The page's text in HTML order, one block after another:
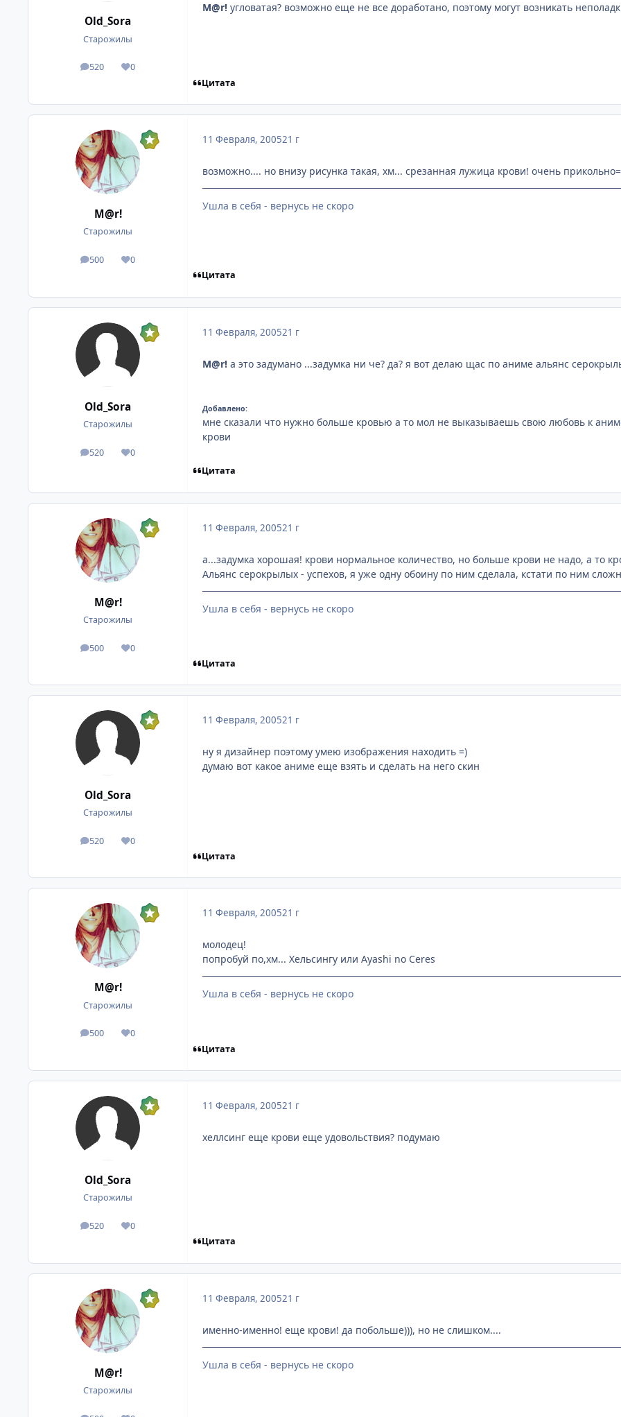
Old_Sora
Старожилы
520
посты 0
Репутация
M@r! угловатая? возможно еще не все доработано, поэтому могут возникать
Цитата
M@r!
Старожилы
500
посты 0
Репутация
11 Февраля, 200521 г
возможно.... но внизу рисунка такая, хм... срезанная лужица крови! очень
Ушла в себя - вернусь не скоро
Цитата
Old_Sora
Старожилы
520
посты 0
Репутация
11 Февраля, 200521 г
M@r! а это задумано ...задумка ни че? да? я вот делаю щас по аниме альянс
Добавлено:
мне сказали что нужно больше кровью а то мол не выказываешь свою любовь к
крови
Цитата
M@r!
Старожилы
500
посты 0
Репутация
11 Февраля, 200521 г
а...задумка хорошая! крови нормальное количество, но больше крови не надо, а то
Альянс серокрылых - успехов, я уже одну обоину по ним сделала, кстати по ним
Ушла в себя - вернусь не скоро
Цитата
Old_Sora
Старожилы
520
посты 0
Репутация
11 Февраля, 200521 г
ну я дизайнер поэтому умею изображения находить =)
думаю вот какое аниме еще взять и сделать на него скин
Цитата
M@r!
Старожилы
500
посты 0
Репутация
11 Февраля, 200521 г
молодец!
попробуй по,хм... Хельсингу или Ayashi no Ceres
Ушла в себя - вернусь не скоро
Цитата
Old_Sora
Старожилы
520
посты 0
Репутация
11 Февраля, 200521 г
хеллсинг еще крови еще удовольствия? подумаю
Цитата
M@r!
Старожилы
11 Февраля, 200521 г
именно-именно! еще крови! да побольше))), но не слишком....
Ушла в себя - вернусь не скоро